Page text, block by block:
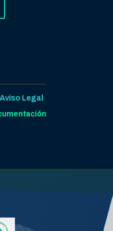
Aviso Legal